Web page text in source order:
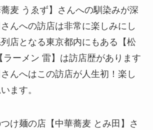
麦 うゑず】さんへの馴染みが深
んへの訪店は非常に楽しみにし
店となる東京都内にもある【松
ラーメン 雷】は訪店歴があります
んへはこの訪店が人生初！楽し
ます。
け麺の店【中華蕎麦 とみ田】さ